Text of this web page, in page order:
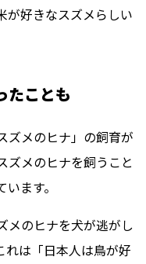
が好きなスズメらしい
たことも
ズメのヒナ」の飼育が
ズメのヒナを飼うこと
ます。
メのヒナを犬が逃がし
れは「日本人は鳥が好